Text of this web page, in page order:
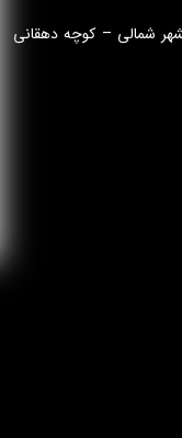
شمالی – کوچه دهقانی